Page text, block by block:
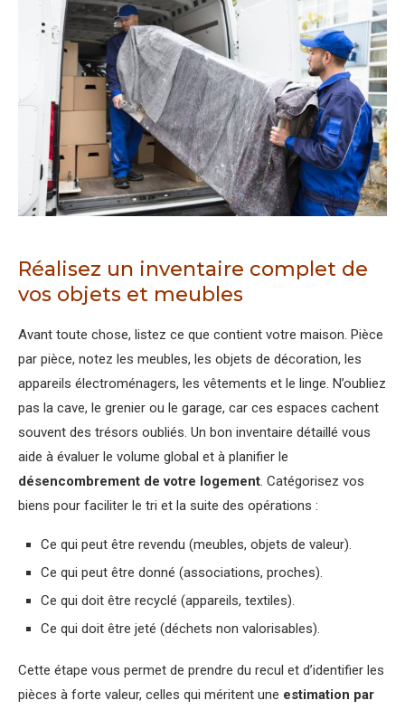
Réalisez un inventaire complet de
vos objets et meubles
Avant toute chose, listez ce que contient votre maison. Pièce
par pièce, notez les meubles, les objets de décoration, les
appareils électroménagers, les vêtements et le linge. N’oubliez
pas la cave, le grenier ou le garage, car ces espaces cachent
souvent des trésors oubliés. Un bon inventaire détaillé vous
aide à évaluer le volume global et à planifier le
désencombrement de votre logement. Catégorisez vos
biens pour faciliter le tri et la suite des opérations :
Ce qui peut être revendu (meubles, objets de valeur).
Ce qui peut être donné (associations, proches).
Ce qui doit être recyclé (appareils, textiles).
Ce qui doit être jeté (déchets non valorisables).
Cette étape vous permet de prendre du recul et d’identifier les
pièces à forte valeur, celles qui méritent une estimation par